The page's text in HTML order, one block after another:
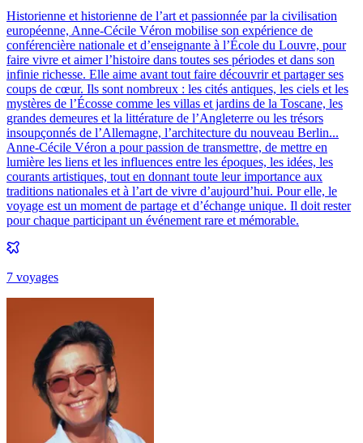
Historienne et historienne de l’art et passionnée par la civilisation
européenne, Anne-Cécile Véron mobilise son expérience de
conférencière nationale et d’enseignante à l’École du Louvre, pour
faire vivre et aimer l’histoire dans toutes ses périodes et dans son
infinie richesse. Elle aime avant tout faire découvrir et partager ses
coups de cœur. Ils sont nombreux : les cités antiques, les ciels et les
mystères de l’Écosse comme les villas et jardins de la Toscane, les
grandes demeures et la littérature de l’Angleterre ou les trésors
insoupçonnés de l’Allemagne, l’architecture du nouveau Berlin...
Anne-Cécile Véron a pour passion de transmettre, de mettre en
lumière les liens et les influences entre les époques, les idées, les
courants artistiques, tout en donnant toute leur importance aux
traditions nationales et à l’art de vivre d’aujourd’hui. Pour elle, le
voyage est un moment de partage et d’échange unique. Il doit rester
pour chaque participant un événement rare et mémorable.
7 voyages